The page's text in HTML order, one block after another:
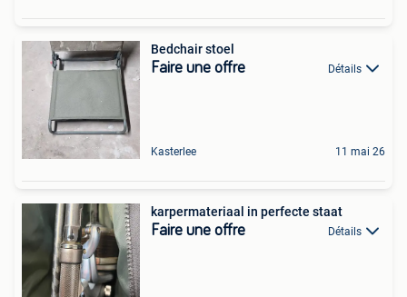
Bedchair stoel
Faire une offre Détails
Kasterlee 11 mai 26
karpermateriaal in perfecte staat
Faire une offre Détails